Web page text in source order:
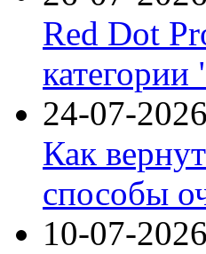
Red Dot
категории
24-07-2026
Как
способы
10-07-2026